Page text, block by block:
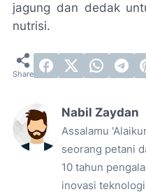
jagung dan dedak
nutrisi.
Nabil Zaydan
Assalamu
seorang petani
10 tahun
inovasi